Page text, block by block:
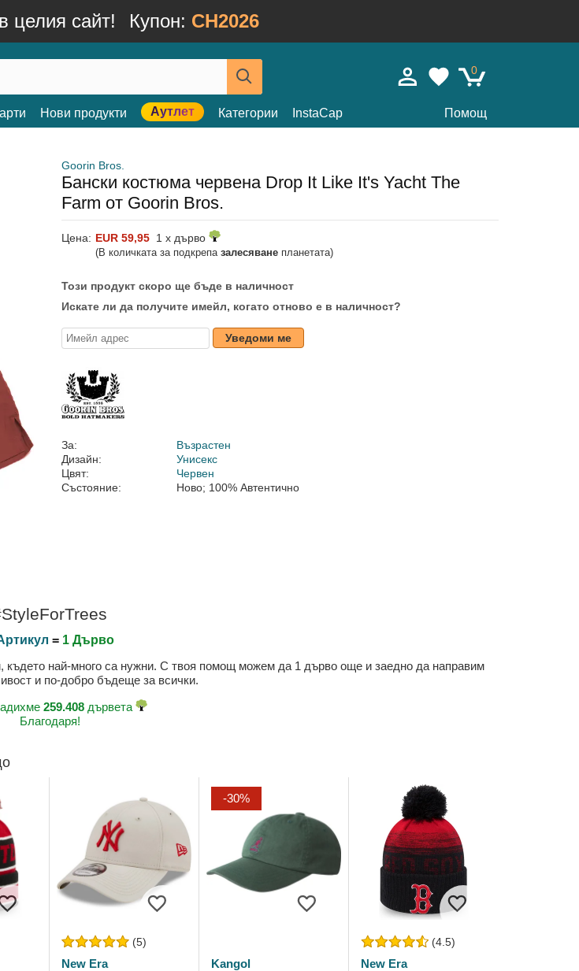
сайт! Купон: CH2026
0
Нови продукти Аутлет Категории InstaCap Помощ
Goorin Bros.
Бански костюма червена Drop It Like It's Yacht The
Farm от Goorin Bros.
Цена: EUR 59,95 1 x дърво
(В количката за подкрепа залесяване планетата)
Този продукт скоро ще бъде в наличност
Искате ли да получите имейл, когато отново е в наличност?
Уведоми ме
За:
Възрастен
Дизайн:
Унисекс
Цвят:
Червен
Състояние:
Ново; 100% Автентично
= 1 Дърво
най-много са нужни. С твоя помощ можем да 1 дърво още и заедно да направим
и по-добро бъдеще за всички.
259.408 дървета
Благодаря!
(5)
New Era
-30%
Kangol
(4.5)
New Era